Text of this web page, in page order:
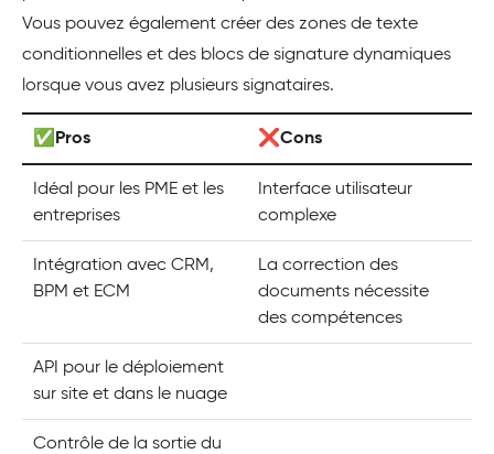
Vous pouvez également créer des zones de texte
conditionnelles et des blocs de signature dynamiques
lorsque vous avez plusieurs signataires.
✅Pros ❌Cons
Idéal pour les PME et les
entreprises
Interface utilisateur
complexe
Intégration avec CRM,
BPM et ECM
La correction des
documents nécessite
des compétences
API pour le déploiement
sur site et dans le nuage
Contrôle de la sortie du